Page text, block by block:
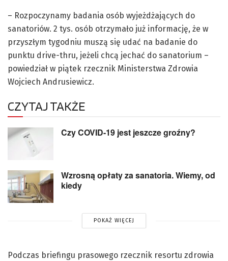
– Rozpoczynamy badania osób wyjeżdżających do
sanatoriów. 2 tys. osób otrzymało już informację, że w
przyszłym tygodniu muszą się udać na badanie do
punktu drive-thru, jeżeli chcą jechać do sanatorium –
powiedział w piątek rzecznik Ministerstwa Zdrowia
Wojciech Andrusiewicz.
CZYTAJ TAKŻE
Czy COVID-19 jest jeszcze groźny?
Wzrosną opłaty za sanatoria. Wiemy, od
kiedy
POKAŻ WIĘCEJ
Podczas briefingu prasowego rzecznik resortu zdrowia